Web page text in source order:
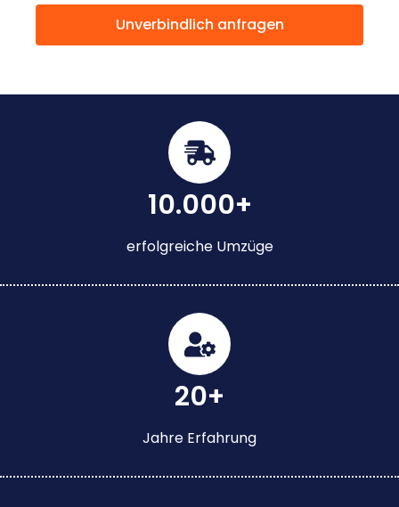
Unverbindlich anfragen
10.000+
erfolgreiche Umzüge
20+
Jahre Erfahrung